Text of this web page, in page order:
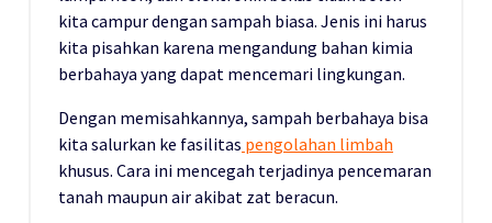
kita campur dengan sampah biasa. Jenis ini harus
kita pisahkan karena mengandung bahan kimia
berbahaya yang dapat mencemari lingkungan.
Dengan memisahkannya, sampah berbahaya bisa
kita salurkan ke fasilitas pengolahan limbah
khusus. Cara ini mencegah terjadinya pencemaran
tanah maupun air akibat zat beracun.